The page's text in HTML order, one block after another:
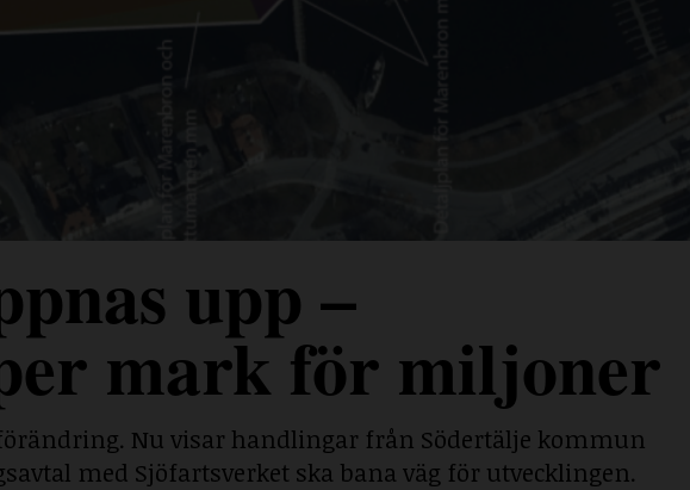
upp –
mark för miljoner
Nu visar handlingar från Södertälje kommun
med Sjöfartsverket ska bana väg för utvecklingen.